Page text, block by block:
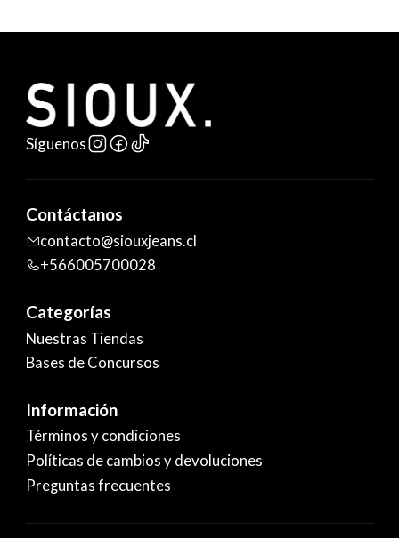
Síguenos
Contáctanos
contacto@siouxjeans.cl
+566005700028
Categorías
Nuestras Tiendas
Bases de Concursos
Información
Términos y condiciones
Políticas de cambios y devoluciones
Preguntas frecuentes